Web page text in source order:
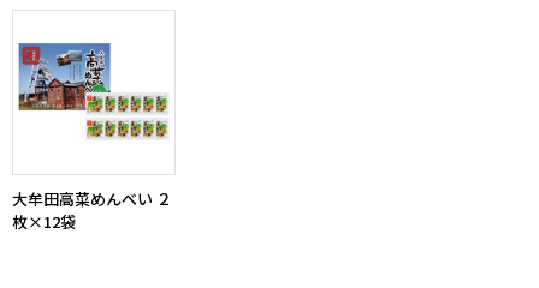
大牟田高菜めんべい ２
枚×12袋